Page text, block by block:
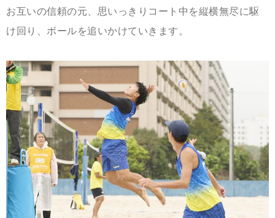
お互いの信頼の元、思いっきりコート中を縦横無尽に駆
け回り、ボールを追いかけていきます 。